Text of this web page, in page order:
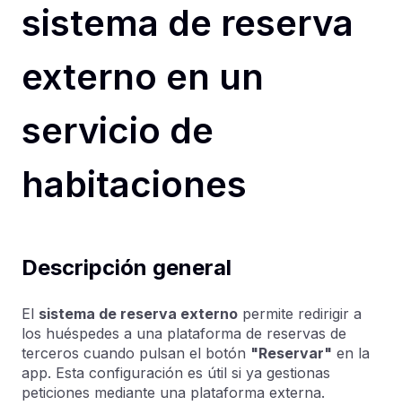
sistema de reserva
externo en un
servicio de
habitaciones
Descripción general
El sistema de reserva externo permite redirigir a
los huéspedes a una plataforma de reservas de
terceros cuando pulsan el botón "Reservar" en la
app. Esta configuración es útil si ya gestionas
peticiones mediante una plataforma externa.